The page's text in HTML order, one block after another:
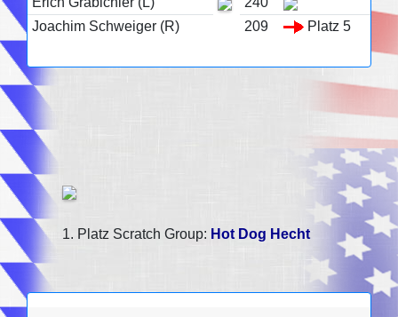
Joachim Schweiger (R)
209 Platz 5
1. Platz Scratch Group: Hot Dog Hecht